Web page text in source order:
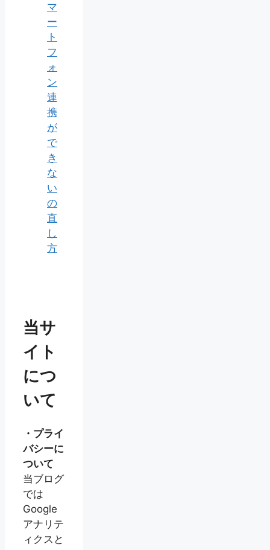
マ
ー
ト
フ
ォ
ン
連
携
が
で
き
な
い
の
直
し
方
当サ
イト
につ
いて
・プライ
バシーに
ついて
当ブログ
では
Google
アナリテ
ィクスと